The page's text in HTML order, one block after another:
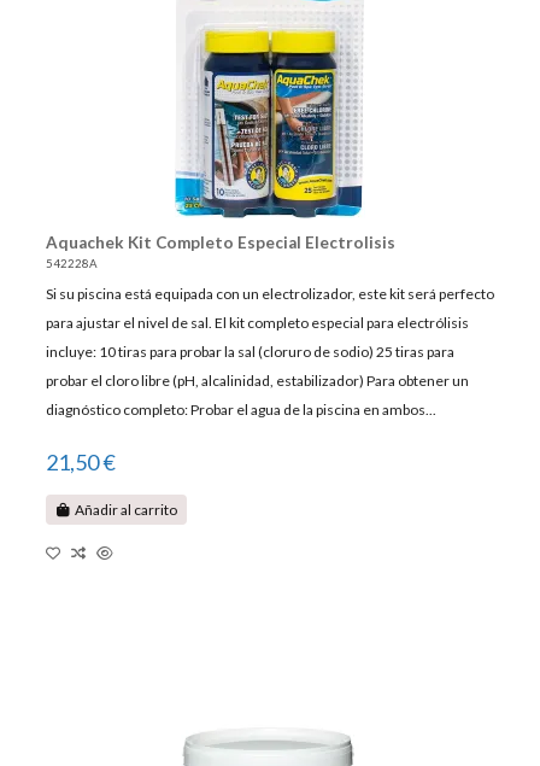
Aquachek Kit Completo Especial Electrolisis
542228A
Si su piscina está equipada con un electrolizador, este kit será perfecto
para ajustar el nivel de sal. El kit completo especial para electrólisis
incluye: 10 tiras para probar la sal (cloruro de sodio) 25 tiras para
probar el cloro libre (pH, alcalinidad, estabilizador) Para obtener un
diagnóstico completo: Probar el agua de la piscina en ambos...
21,50 €
Añadir al carrito